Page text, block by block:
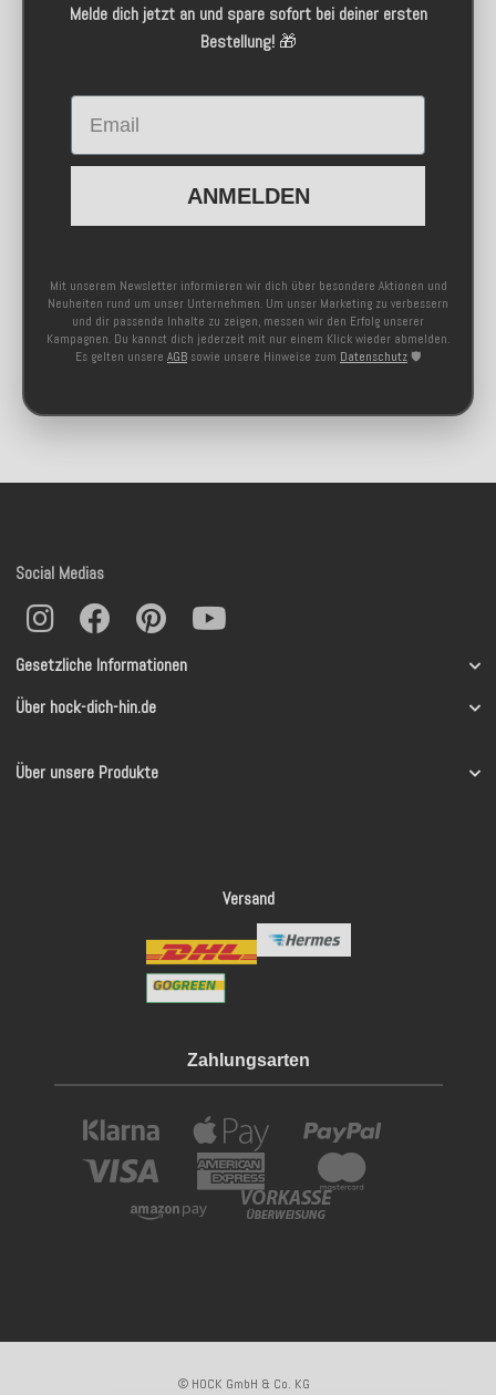
Melde dich jetzt an und spare sofort bei deiner ersten
Bestellung!🎁
Email
ANMELDEN
Mit unserem Newsletter informieren wir dich über besondere Aktionen und
Neuheiten rund um unser Unternehmen. Um unser Marketing zu verbessern
und dir passende Inhalte zu zeigen, messen wir den Erfolg unserer
Kampagnen. Du kannst dich jederzeit mit nur einem Klick wieder abmelden.
Es gelten unsere AGB sowie unsere Hinweise zum Datenschutz 🛡️
Gesetzliche Informationen
Über hock-dich-hin.de
Über unsere Produkte
Social Medias
Versand
Zahlungsarten
© HOCK GmbH & Co. KG